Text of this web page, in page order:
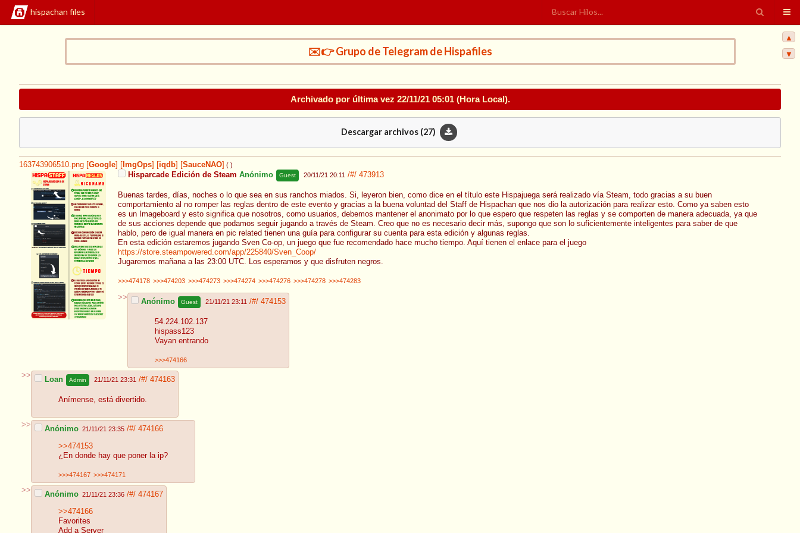
hispachan files
✉️👉 Grupo de Telegram de Hispafiles
Archivado por última vez 22/11/21 05:01(Hora Local).
Descargar archivos (27)
163743906510.png Google ImgOps iqdb SauceNAO ( )
Hisparcade Edición de Steam Anónimo Guest 20/11/21 20:11 /#/ 473913
Buenas tardes, días, noches o lo que sea en sus ranchos miados. Si, leyeron bien, como dice en el título este Hispajuega será realizado vía Steam, todo gracias a su buen
comportamiento al no romper las reglas dentro de este evento y gracias a la buena voluntad del Staff de Hispachan que nos dio la autorización para realizar esto. Como ya saben esto
es un Imageboard y esto significa que nosotros, como usuarios, debemos mantener el anonimato por lo que espero que respeten las reglas y se comporten de manera adecuada, ya que
de sus acciones depende que podamos seguir jugando a través de Steam. Creo que no es necesario decir más, supongo que son lo suficientemente inteligentes para saber de que
hablo, pero de igual manera en pic related tienen una guía para configurar su cuenta para esta edición y algunas reglas.
En esta edición estaremos jugando Sven Co-op, un juego que fue recomendado hace mucho tiempo. Aquí tienen el enlace para el juego
https://store.steampowered.com/app/225840/Sven_Coop/
Jugaremos mañana a las 23:00 UTC. Los esperamos y que disfruten negros.
>>>474178 >>>474203 >>>474273 >>>474274 >>>474276 >>>474278 >>>474283
>> Anónimo Guest 21/11/21 23:11 /#/ 474153
54.224.102.137
hispass123
Vayan entrando
>>>474166
>> Loan Admin 21/11/21 23:31 /#/ 474163
Anímense, está divertido.
>> Anónimo 21/11/21 23:35 /#/ 474166
>>474153
¿En donde hay que poner la ip?
>>>474167 >>>474171
>> Anónimo 21/11/21 23:36 /#/ 474167
>>474166
Favorites
Add a Server
▲
▼